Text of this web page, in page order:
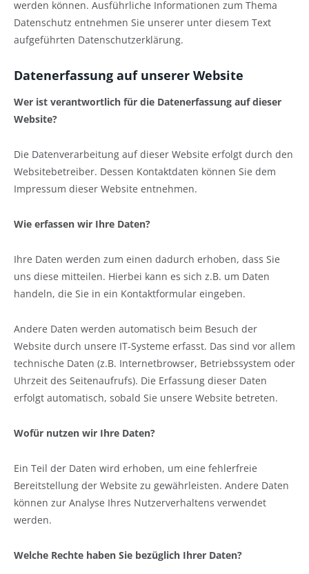
werden können. Ausführliche Informationen zum Thema
Datenschutz entnehmen Sie unserer unter diesem Text
aufgeführten Datenschutzerklärung.
Datenerfassung auf unserer Website
Wer ist verantwortlich für die Datenerfassung auf dieser
Website?
Die Datenverarbeitung auf dieser Website erfolgt durch den
Websitebetreiber. Dessen Kontaktdaten können Sie dem
Impressum dieser Website entnehmen.
Wie erfassen wir Ihre Daten?
Ihre Daten werden zum einen dadurch erhoben, dass Sie
uns diese mitteilen. Hierbei kann es sich z.B. um Daten
handeln, die Sie in ein Kontaktformular eingeben.
Andere Daten werden automatisch beim Besuch der
Website durch unsere IT-Systeme erfasst. Das sind vor allem
technische Daten (z.B. Internetbrowser, Betriebssystem oder
Uhrzeit des Seitenaufrufs). Die Erfassung dieser Daten
erfolgt automatisch, sobald Sie unsere Website betreten.
Wofür nutzen wir Ihre Daten?
Ein Teil der Daten wird erhoben, um eine fehlerfreie
Bereitstellung der Website zu gewährleisten. Andere Daten
können zur Analyse Ihres Nutzerverhaltens verwendet
werden.
Welche Rechte haben Sie bezüglich Ihrer Daten?